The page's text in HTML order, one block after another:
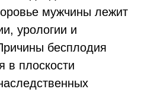
мужчины лежит
урологии и
бесплодия
в плоскости